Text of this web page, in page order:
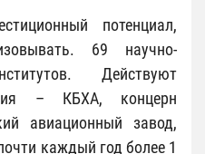
потенциал,
69 научно-
Действуют
– КБХА, концерн
авиационный завод,
каждый год более 1